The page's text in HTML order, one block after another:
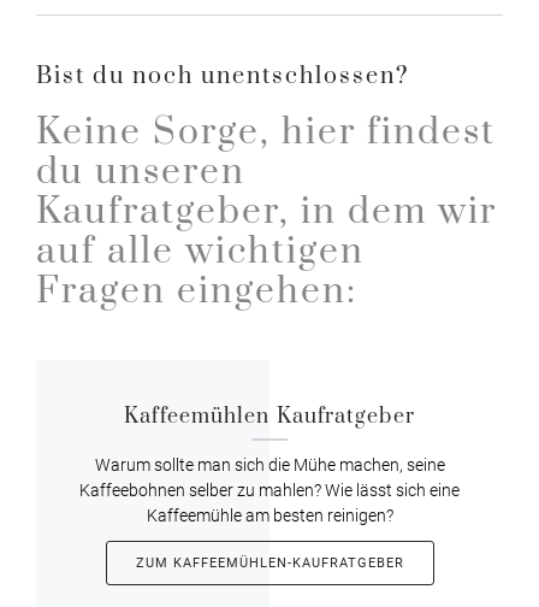
Bist du noch unentschlossen?
Keine Sorge, hier findest
du unseren
Kaufratgeber, in dem wir
auf alle wichtigen
Fragen eingehen:
Kaffeemühlen Kaufratgeber
Warum sollte man sich die Mühe machen, seine
Kaffeebohnen selber zu mahlen? Wie lässt sich eine
Kaffeemühle am besten reinigen?
ZUM KAFFEEMÜHLEN-KAUFRATGEBER